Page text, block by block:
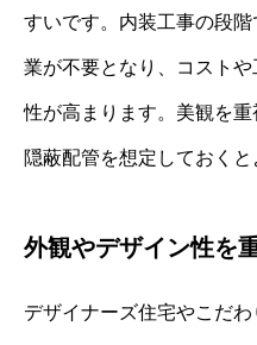
すいです。内装工事の段
業が不要となり、コスト
性が高まります。美観を
隠蔽配管を想定しておくと
外観やデザイン性を
デザイナーズ住宅やこだ